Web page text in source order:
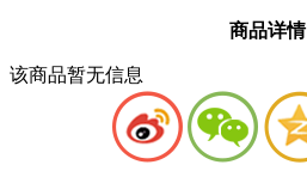
商品详情
该商品暂无信息